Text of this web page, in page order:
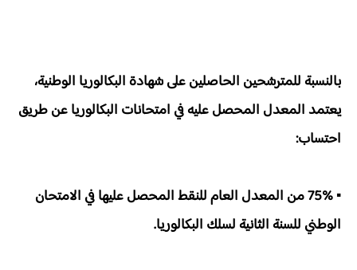
بالنسبة للمترشحين الحاصلين على شهادة البكالوريا الوطنية،
يعتمد المعدل المحصل عليه في امتحانات البكالوريا عن طريق
احتساب:
▪ 75% من المعدل العام للنقط المحصل عليها في الامتحان
الوطني للسنة الثانية لسلك البكالوريا.